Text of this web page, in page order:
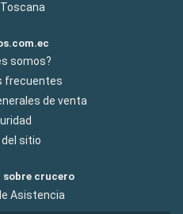
somos?
frecuentes
de venta
del sitio
crucero
Asistencia